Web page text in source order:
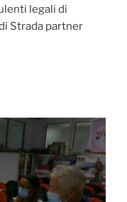
legali di
Strada partner